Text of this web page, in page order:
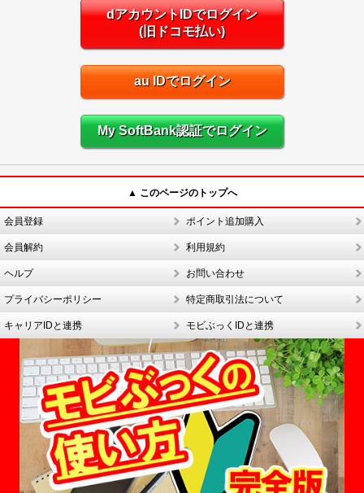
dアカウントIDでログイン
(旧ドコモ払い)
au IDでログイン
My SoftBank認証でログイン
▲ このページのトップへ
会員登録 ポイント追加購入
会員解約 利用規約
ヘルプ お問い合わせ
プライバシーポリシー 特定商取引法について
キャリアIDと連携 モビぶっくIDと連携